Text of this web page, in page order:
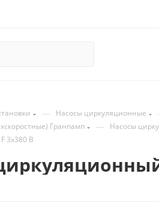
— Насосы циркуляционные
Гранпамп — Насосы
3х380 В